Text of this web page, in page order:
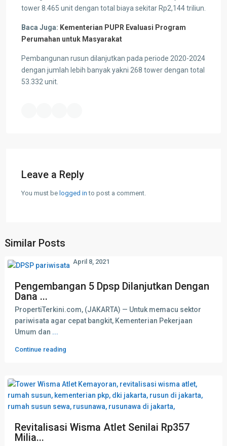
tower 8.465 unit dengan total biaya sekitar Rp2,144 triliun.
Baca Juga: Kementerian PUPR Evaluasi Program
Perumahan untuk Masyarakat
Pembangunan rusun dilanjutkan pada periode 2020-2024
dengan jumlah lebih banyak yakni 268 tower dengan total
53.332 unit.
Leave a Reply
You must be logged in to post a comment.
Similar Posts
Pengembangan 5 Dpsp Dilanjutkan Dengan
Dana ...
April 8, 2021
PropertiTerkini.com, (JAKARTA) — Untuk memacu sektor
pariwisata agar cepat bangkit, Kementerian Pekerjaan
Umum dan ...
Continue reading
Revitalisasi Wisma Atlet Senilai Rp357
Milia...